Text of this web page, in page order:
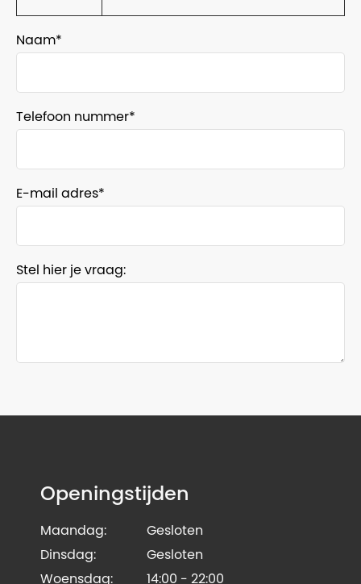
Naam
Telefoon nummer
E-mail adres
Stel hier je vraag:
Openingstijden
Maandag:
Gesloten
Dinsdag:
Gesloten
Woensdag:
14:00 - 22:00